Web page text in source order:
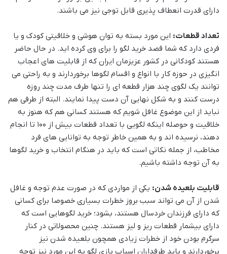
دارای قدرت انعطاف پذیری قابل توجی نیز می باشند.
تعداد قطعات: این مورد بسته به توان هوشی و خلاقیتی کودک و یا
فردی دارد که شما قصد خرید لگو را برای وی کرده اید. در حال حاضر
هستند کودکانی در کشور عزیزمان ایران که از قابلیت های اعجاب
انگیزی در حوزه کار با انواع و اقسام لگوها برخوردارند و به راحتی می
توانند یک لگوی چند هزار قطعه ای را تنها طرف مدت چند روزه
درست کنند و به شکل نهایی آن دست پیدا نمایند. البته از طرفی هم
نباید از این موضوع غافل شویم که هستند کسانی هم که هنوز به
خلاقیت و حوصله اینکه لگویی با تعداد قطعات بیش از 100 تا انجام
دهند، نرسیده اند و به همین خاطر توجه به توانایی های فرد
مخاطب، از جمله نکاتی است که باید در هنگام انتخاب و خرید لگوها
به آن توجه داشته باشیم.
قابلیت بلعیده شدن: یکی از مواردی که در صورت عدم توجه و غافل
شدن از آن می تواند سبب بروز خطرات بسیاری خصوصا برای کسانی
که دارای فرزندان خردسال هستند، بشود؛ خرید لگوهایی است که
دارای بیشمار قطعات ریز و لیز هستند. چنین محصولاتی در کنار
سرگرم بودن خود از خطرات زیادی همچون بلعیده شدن نیز
برخوردارند و باید طرفداران اسباب بازی لگو به این مورد نیز توجه